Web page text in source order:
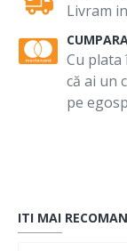
Livram
Cu plata
că ai un
pe
ITI MAI